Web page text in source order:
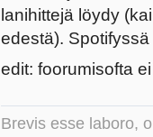
lanihittejä löydy
edestä).
edit: foorumisofta
Brevis esse laboro,